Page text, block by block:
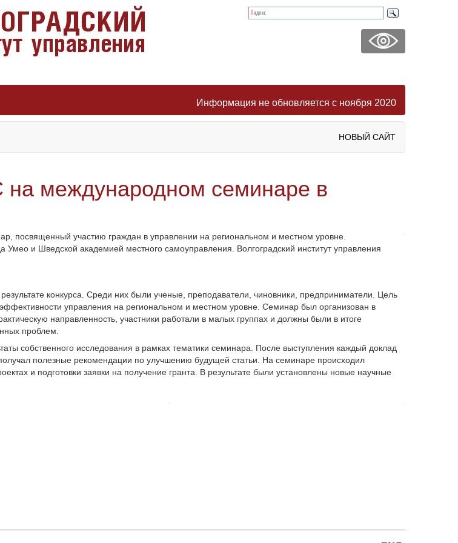
Информация не обновляется с ноября 2020
НОВЫЙ САЙТ
международном семинаре в
участию граждан в управлении на региональном и местном уровне.
и Шведской академией местного самоуправления. Волгоградский институт управления
конкурса. Среди них были ученые, преподаватели, чиновники, предприниматели. Цель
управления на региональном и местном уровне. Семинар был организован в
направленность, участники работали в малых группах и должны были в итоге
проблем.
собственного исследования в рамках тематики семинара. После выступления каждый доклад
полезные рекомендации по улучшению будущей статьи. На семинаре происходил
и подготовки заявки на получение гранта. В результате были установлены новые научные